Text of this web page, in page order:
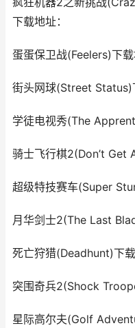
下载地址：
蛋蛋保卫战(Feelers)下载
街头网球(Street Status)
学徒电视秀(The
骑士飞行棋2(Don’t Get
超级特技赛车(Super
月华剑士2(The Last
死亡狩猎(Deadhunt)下载
突围奇兵2(Shock
星际高尔夫(Golf